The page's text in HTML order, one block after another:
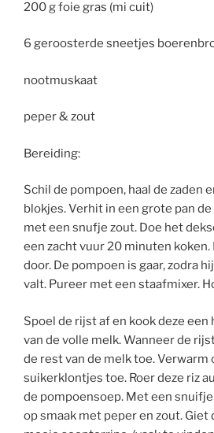
200 g foie gras (mi cuit)
6 geroosterde sneetjes
nootmuskaat
peper & zout
Bereiding:
Schil de pompoen, haal de zaden
blokjes. Verhit in een grote pan
met een snufje zout. Doe het
een zacht vuur 20 minuten
door. De pompoen is gaar, zodra
valt. Pureer met een staafmixer.
Spoel de rijst af en kook deze
van de volle melk. Wanneer de
de rest van de melk toe. Verwarm
suikerklontjes toe. Roer deze riz
de pompoensoep. Met een
op smaak met peper en zout. Giet